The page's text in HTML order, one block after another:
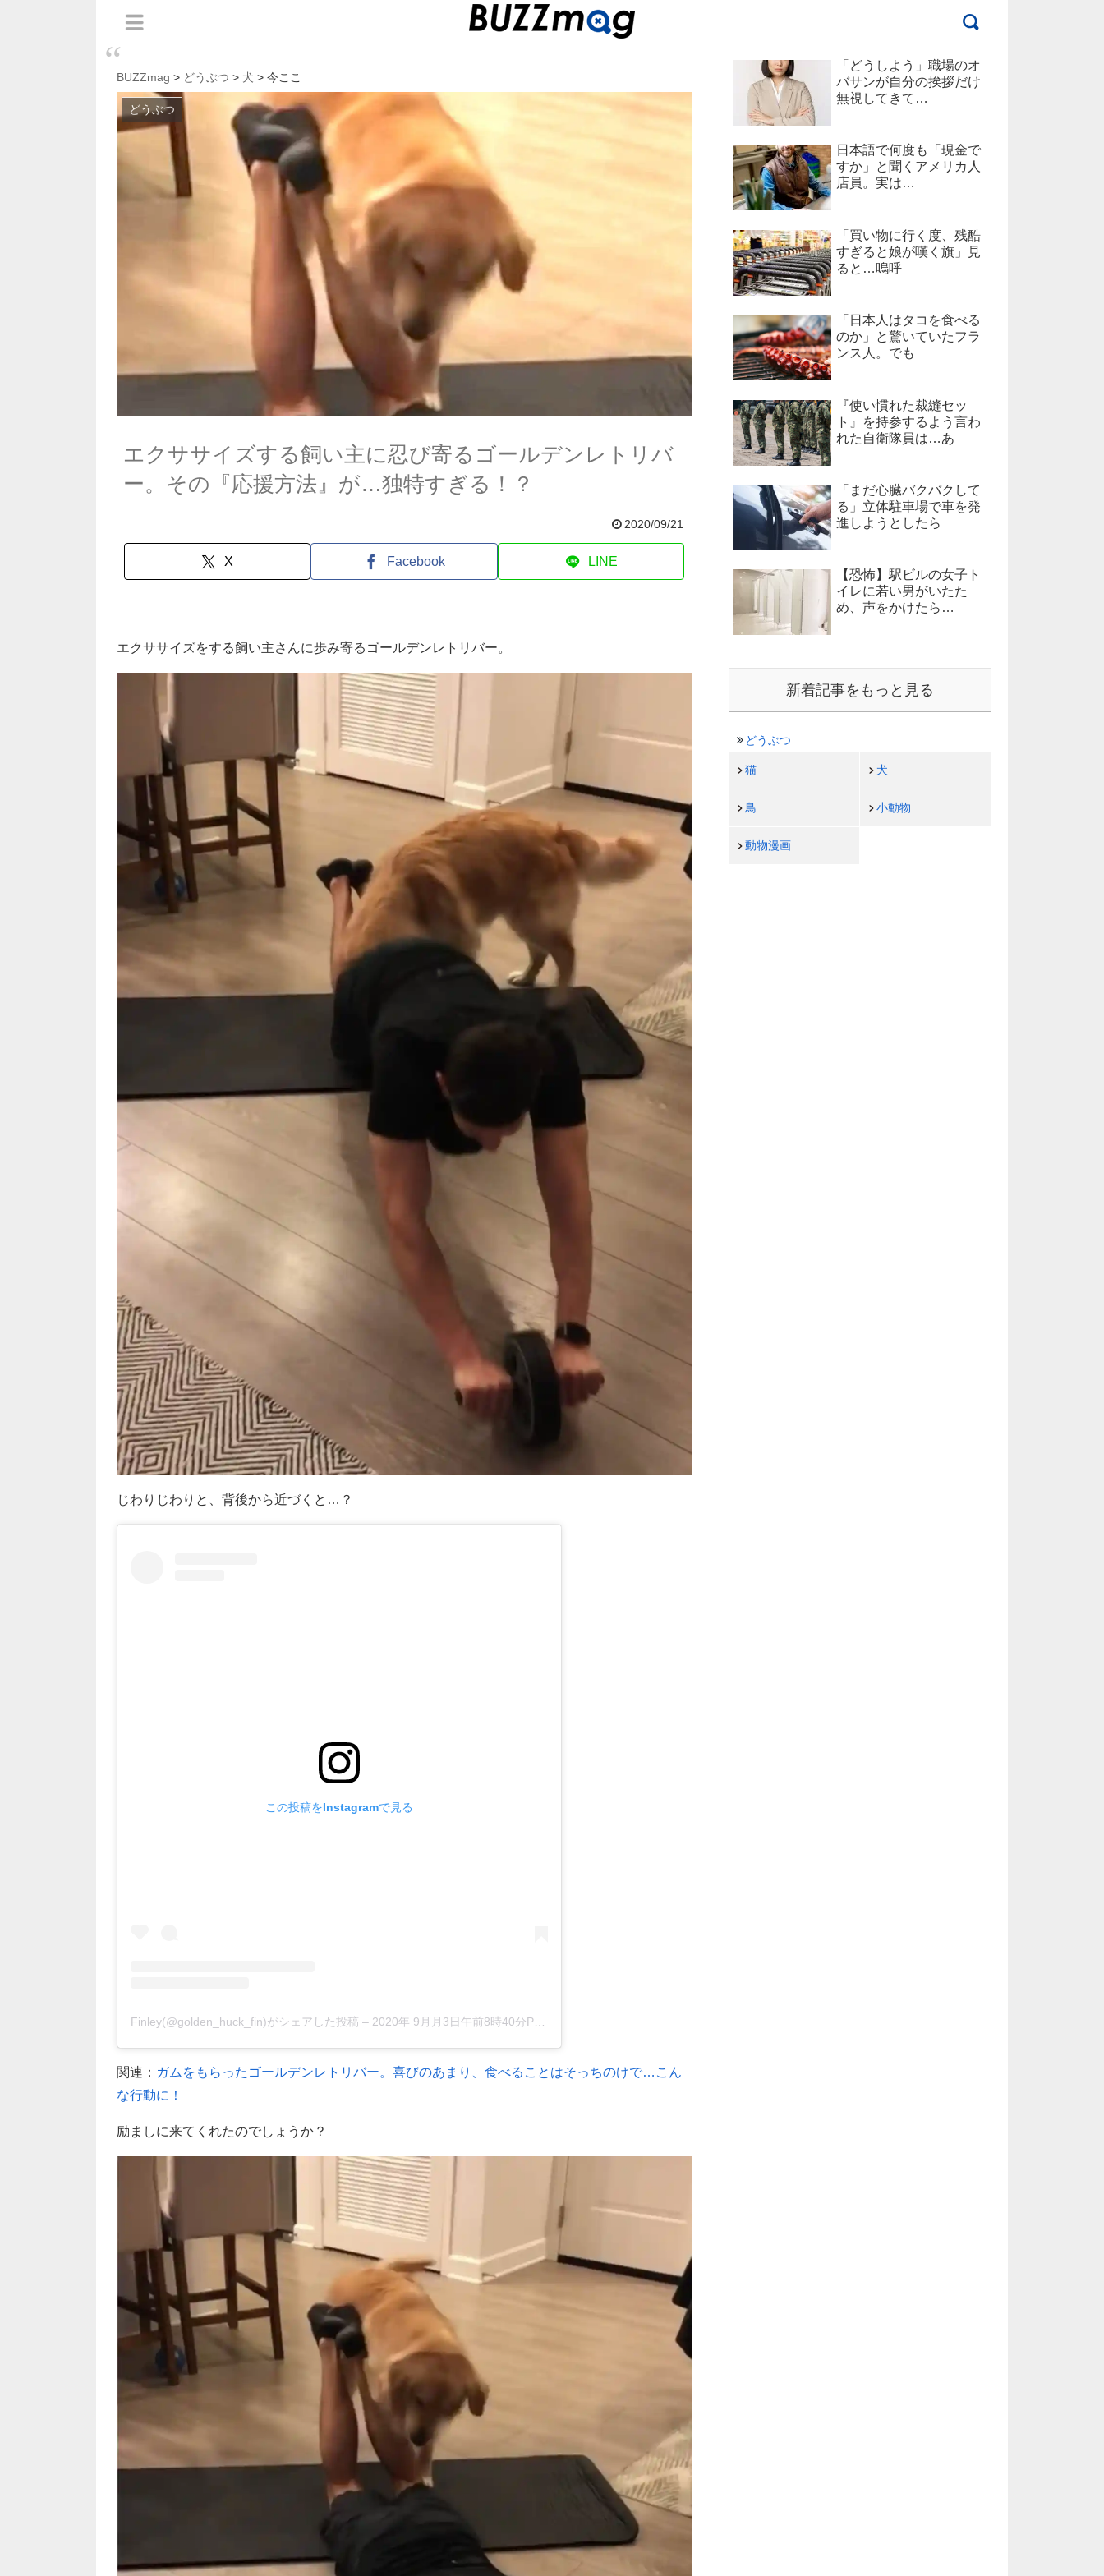
BUZZmag > どうぶつ > 犬 > 今ここ
どうぶつ
エクササイズする飼い主に忍び寄るゴールデンレトリバ
ー。その『応援方法』が…独特すぎる！？
2020/09/21
X Facebook LINE
エクササイズをする飼い主さんに歩み寄るゴールデンレトリバー。
じわりじわりと、背後から近づくと…？
この投稿をInstagramで見る
Finley(@golden_huck_fin)がシェアした投稿 – 2020年 9月月3日午前8時40分PDT
関連： ガムをもらったゴールデンレトリバー。喜びのあまり、食べることはそっちのけで…こん
な行動に！
励ましに来てくれたのでしょうか？
「どうしよう」職場のオ
バサンが自分の挨拶だけ
無視してきて…
日本語で何度も「現金で
すか」と聞くアメリカ人
店員。実は…
「買い物に行く度、残酷
すぎると娘が嘆く旗」見
ると…嗚呼
「日本人はタコを食べる
のか」と驚いていたフラ
ンス人。でも
『使い慣れた裁縫セッ
ト』を持参するよう言わ
れた自衛隊員は…あ
「まだ心臓バクバクして
る」立体駐車場で車を発
進しようとしたら
【恐怖】駅ビルの女子ト
イレに若い男がいたた
め、声をかけたら…
新着記事をもっと見る
どうぶつ
猫 犬
鳥 小動物
動物漫画